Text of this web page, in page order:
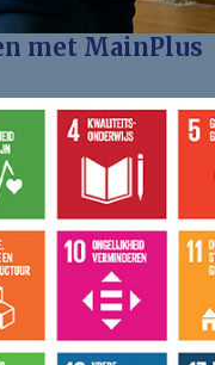
met MainPlus